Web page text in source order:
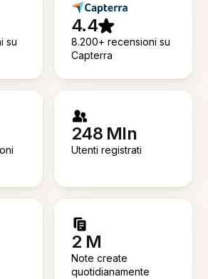
su
4.4
8.200+ recensioni su
Capterra
248 Mln
Utenti registrati
2 M
Note create
quotidianamente